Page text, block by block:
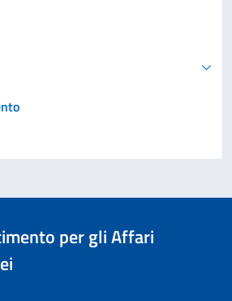
per gli Affari